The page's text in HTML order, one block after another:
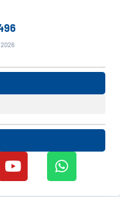
2026